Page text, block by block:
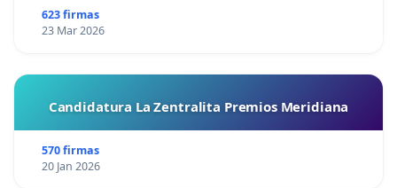
623 firmas
23 Mar 2026
Candidatura La Zentralita Premios Meridiana
570 firmas
20 Jan 2026